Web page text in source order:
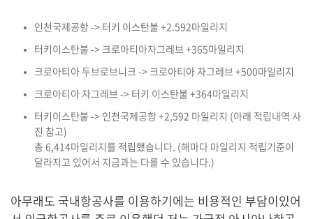
인천국제공항 -> 터키 이스탄불 +2.592마일리지
터키이스탄불 -> 크로아티아자그레브 +365마일리지
크로아티아 두브로브니크 -> 크로아티아 자그레브 +500마일리지
크로아티아 자그레브 -> 터키 이스탄불 +364마일리지
터키이스탄불 -> 인천국제공항 +2,592 마일리지 (아래 적립내역 사
진 참고)
총 6,414마일리지를 적립했습니다. (해마다 마일리지 적립기준이
달라지고 있어서 지금과는 다를 수 있습니다.)
아무래도 국내항공사를 이용하기에는 비용적인 부담이있어